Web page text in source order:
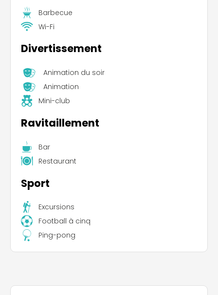
Barbecue
Wi-Fi
Divertissement
Animation du soir
Animation
Mini-club
Ravitaillement
Bar
Restaurant
Sport
Excursions
Football à cinq
Ping-pong